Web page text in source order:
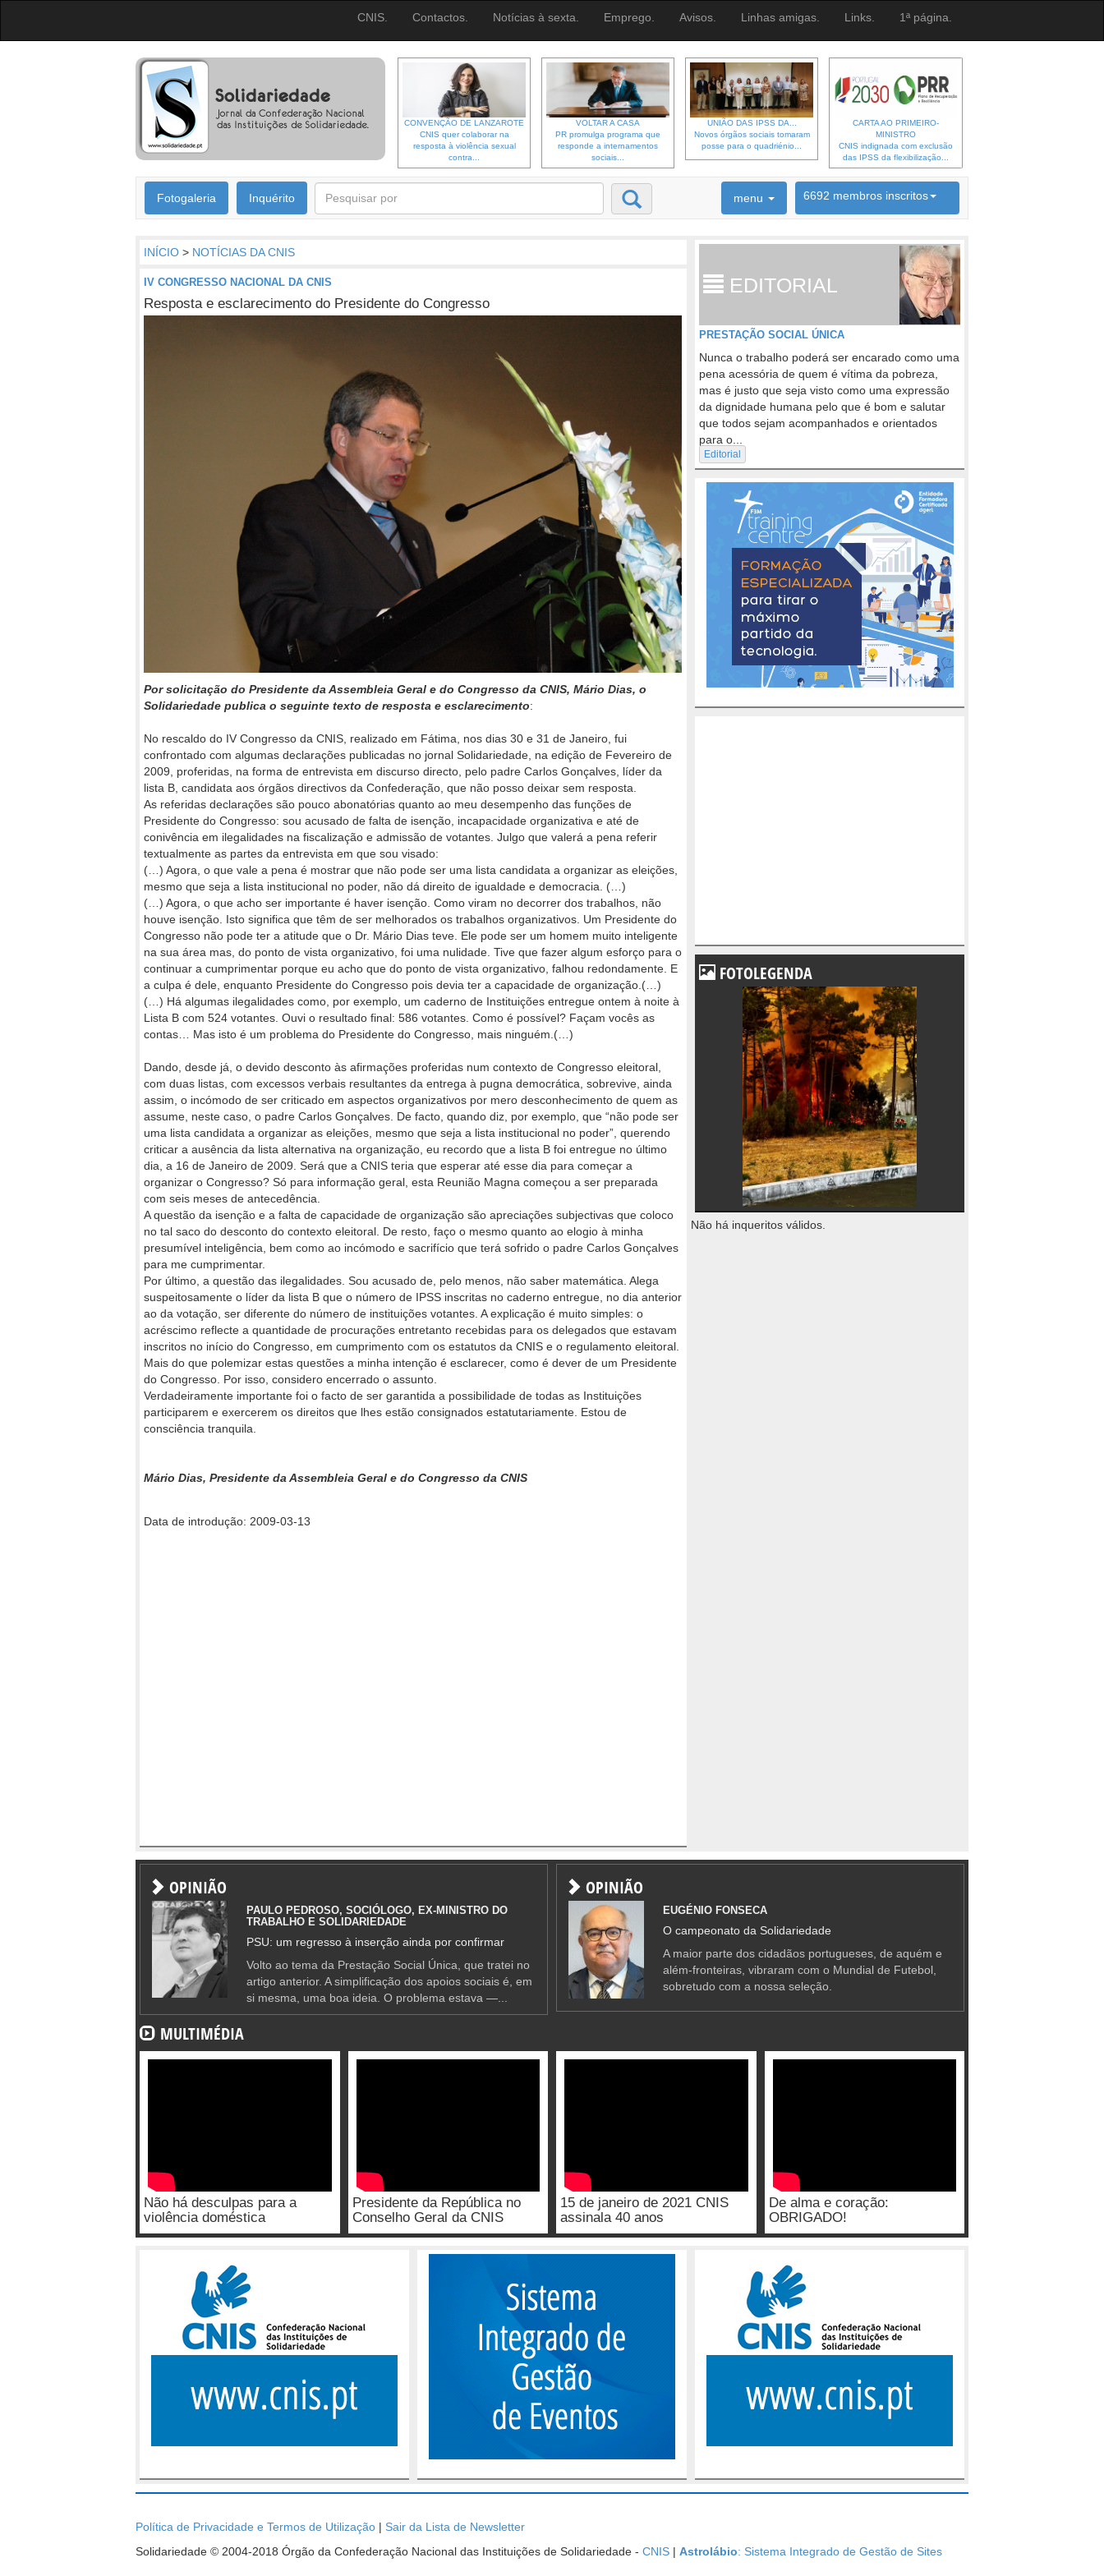
CNIS. Contactos. Notícias à sexta. Emprego. Avisos. Linhas amigas. Links. 1ª página.
CONVENÇÃO DE LANZAROTE
CNIS quer colaborar na
resposta à violência sexual
contra...
VOLTAR A CASA
PR promulga programa que
responde a internamentos
sociais...
UNIÃO DAS IPSS DA...
Novos órgãos sociais tomaram
posse para o quadriénio...
CARTA AO PRIMEIRO-
MINISTRO
CNIS indignada com exclusão
das IPSS da flexibilização...
Fotogaleria Inquérito menu 6692 membros inscritos
INÍCIO > NOTÍCIAS DA CNIS
IV CONGRESSO NACIONAL DA CNIS
Resposta e esclarecimento do Presidente do Congresso
Por solicitação do Presidente da Assembleia Geral e do Congresso da CNIS, Mário Dias, o
Solidariedade publica o seguinte texto de resposta e esclarecimento:
No rescaldo do IV Congresso da CNIS, realizado em Fátima, nos dias 30 e 31 de Janeiro, fui
confrontado com algumas declarações publicadas no jornal Solidariedade, na edição de Fevereiro de
2009, proferidas, na forma de entrevista em discurso directo, pelo padre Carlos Gonçalves, líder da
lista B, candidata aos órgãos directivos da Confederação, que não posso deixar sem resposta.
As referidas declarações são pouco abonatórias quanto ao meu desempenho das funções de
Presidente do Congresso: sou acusado de falta de isenção, incapacidade organizativa e até de
conivência em ilegalidades na fiscalização e admissão de votantes. Julgo que valerá a pena referir
textualmente as partes da entrevista em que sou visado:
(…) Agora, o que vale a pena é mostrar que não pode ser uma lista candidata a organizar as eleições,
mesmo que seja a lista institucional no poder, não dá direito de igualdade e democracia. (…)
(…) Agora, o que acho ser importante é haver isenção. Como viram no decorrer dos trabalhos, não
houve isenção. Isto significa que têm de ser melhorados os trabalhos organizativos. Um Presidente do
Congresso não pode ter a atitude que o Dr. Mário Dias teve. Ele pode ser um homem muito inteligente
na sua área mas, do ponto de vista organizativo, foi uma nulidade. Tive que fazer algum esforço para o
continuar a cumprimentar porque eu acho que do ponto de vista organizativo, falhou redondamente. E
a culpa é dele, enquanto Presidente do Congresso pois devia ter a capacidade de organização.(…)
(…) Há algumas ilegalidades como, por exemplo, um caderno de Instituições entregue ontem à noite à
Lista B com 524 votantes. Ouvi o resultado final: 586 votantes. Como é possível? Façam vocês as
contas… Mas isto é um problema do Presidente do Congresso, mais ninguém.(…)
Dando, desde já, o devido desconto às afirmações proferidas num contexto de Congresso eleitoral,
com duas listas, com excessos verbais resultantes da entrega à pugna democrática, sobrevive, ainda
assim, o incómodo de ser criticado em aspectos organizativos por mero desconhecimento de quem as
assume, neste caso, o padre Carlos Gonçalves. De facto, quando diz, por exemplo, que “não pode ser
uma lista candidata a organizar as eleições, mesmo que seja a lista institucional no poder”, querendo
criticar a ausência da lista alternativa na organização, eu recordo que a lista B foi entregue no último
dia, a 16 de Janeiro de 2009. Será que a CNIS teria que esperar até esse dia para começar a
organizar o Congresso? Só para informação geral, esta Reunião Magna começou a ser preparada
com seis meses de antecedência.
A questão da isenção e a falta de capacidade de organização são apreciações subjectivas que coloco
no tal saco do desconto do contexto eleitoral. De resto, faço o mesmo quanto ao elogio à minha
presumível inteligência, bem como ao incómodo e sacrifício que terá sofrido o padre Carlos Gonçalves
para me cumprimentar.
Por último, a questão das ilegalidades. Sou acusado de, pelo menos, não saber matemática. Alega
suspeitosamente o líder da lista B que o número de IPSS inscritas no caderno entregue, no dia anterior
ao da votação, ser diferente do número de instituições votantes. A explicação é muito simples: o
acréscimo reflecte a quantidade de procurações entretanto recebidas para os delegados que estavam
inscritos no início do Congresso, em cumprimento com os estatutos da CNIS e o regulamento eleitoral.
Mais do que polemizar estas questões a minha intenção é esclarecer, como é dever de um Presidente
do Congresso. Por isso, considero encerrado o assunto.
Verdadeiramente importante foi o facto de ser garantida a possibilidade de todas as Instituições
participarem e exercerem os direitos que lhes estão consignados estatutariamente. Estou de
consciência tranquila.
Mário Dias, Presidente da Assembleia Geral e do Congresso da CNIS
Data de introdução: 2009-03-13
EDITORIAL
PRESTAÇÃO SOCIAL ÚNICA
Nunca o trabalho poderá ser encarado como uma
pena acessória de quem é vítima da pobreza,
mas é justo que seja visto como uma expressão
da dignidade humana pelo que é bom e salutar
que todos sejam acompanhados e orientados
para o...
Editorial
FOTOLEGENDA
Não há inqueritos válidos.
OPINIÃO
PAULO PEDROSO, SOCIÓLOGO, EX-MINISTRO DO
TRABALHO E SOLIDARIEDADE
PSU: um regresso à inserção ainda por confirmar
Volto ao tema da Prestação Social Única, que tratei no
artigo anterior. A simplificação dos apoios sociais é, em
si mesma, uma boa ideia. O problema estava —...
OPINIÃO
EUGÉNIO FONSECA
O campeonato da Solidariedade
A maior parte dos cidadãos portugueses, de aquém e
além-fronteiras, vibraram com o Mundial de Futebol,
sobretudo com a nossa seleção.
MULTIMÉDIA
Não há desculpas para a
violência doméstica
Presidente da República no
Conselho Geral da CNIS
15 de janeiro de 2021 CNIS
assinala 40 anos
De alma e coração:
OBRIGADO!
Política de Privacidade e Termos de Utilização | Sair da Lista de Newsletter
Solidariedade © 2004-2018 Órgão da Confederação Nacional das Instituições de Solidariedade - CNIS | Astrolábio: Sistema Integrado de Gestão de Sites